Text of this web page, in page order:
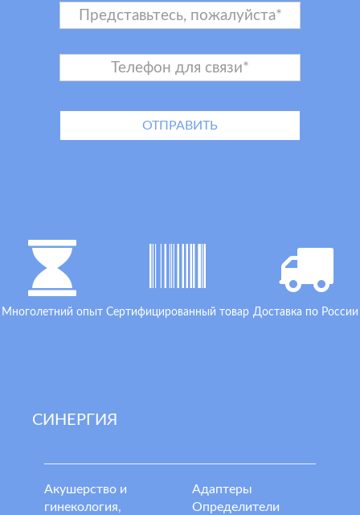
Многолетний опыт Сертифицированный товар Доставка по России
СИНЕРГИЯ
Акушерство и
гинекология,
Адаптеры
Определители